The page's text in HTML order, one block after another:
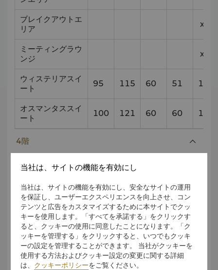
ブレイクアウトエ
リア
x
ミーティングラウ
ンジ
x
ウィステリアスイ
ート
95 115 60 51 12.5
オスマンタススイ
ート
100 121 60 60 11.3
4階
ル
立
食
シ
ア
タ
ー
正
餐
ク
ラ
ス
ル
ー
当社は、サイトの機能を有効にし
当社は、サイトの機能を有効にし、安全なサイトの運用
を保証し、ユーザーエクスペリエンスを向上させ、コン
テンツと広告をカスタマイズするために本サイトでクッ
キーを使用します。「すべてを承諾する」をクリックす
ると、クッキーの使用に同意したことになります。「ク
ッキーを管理する」をクリックすると、いつでもクッキ
ーの設定を管理することができます。 当社がクッキーを
使用する方法およびクッキー設定の変更に関する詳細
は、 クッキーポリシーをご覧ください。